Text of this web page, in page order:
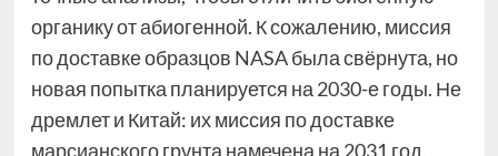
органику от абиогенной. К сожалению, миссия
по доставке образцов NASA была свёрнута, но
новая попытка планируется на 2030-е годы. Не
дремлет и Китай: их миссия по доставке
марсианского грунта намечена на 2031 год.